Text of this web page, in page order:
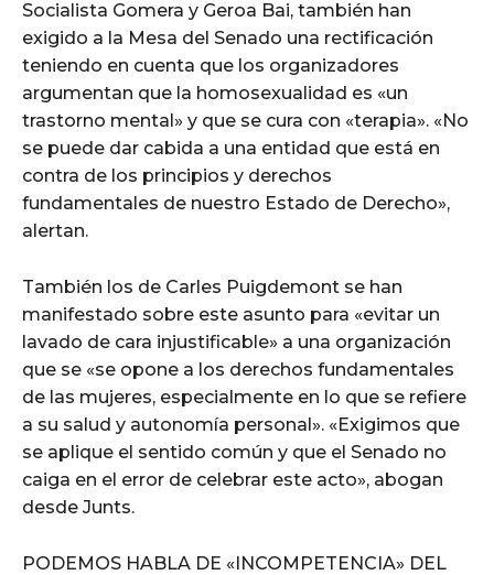
Socialista Gomera y Geroa Bai, también han
exigido a la Mesa del Senado una rectificación
teniendo en cuenta que los organizadores
argumentan que la homosexualidad es «un
trastorno mental» y que se cura con «terapia». «No
se puede dar cabida a una entidad que está en
contra de los principios y derechos
fundamentales de nuestro Estado de Derecho»,
alertan.
También los de Carles Puigdemont se han
manifestado sobre este asunto para «evitar un
lavado de cara injustificable» a una organización
que se «se opone a los derechos fundamentales
de las mujeres, especialmente en lo que se refiere
a su salud y autonomía personal». «Exigimos que
se aplique el sentido común y que el Senado no
caiga en el error de celebrar este acto», abogan
desde Junts.
PODEMOS HABLA DE «INCOMPETENCIA» DEL